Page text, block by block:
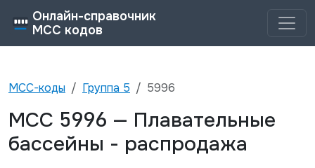
Онлайн-справочник
MCC кодов
MCC-коды Группа 5 5996
MCC 5996 — Плавательные
бассейны - распродажа